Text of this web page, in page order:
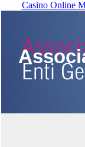
Casino Online